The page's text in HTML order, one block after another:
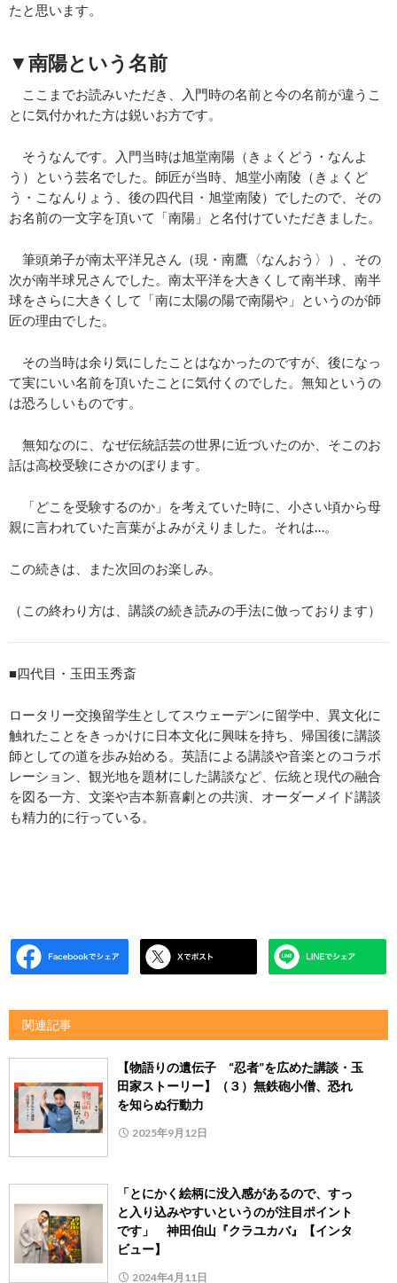
たと思います。
▼南陽という名前
ここまでお読みいただき、入門時の名前と今の名前が違うこ
とに気付かれた方は鋭いお方です。
そうなんです。入門当時は旭堂南陽（きょくどう・なんよ
う）という芸名でした。師匠が当時、旭堂小南陵（きょくど
う・こなんりょう、後の四代目・旭堂南陵）でしたので、その
お名前の一文字を頂いて「南陽」と名付けていただきました。
筆頭弟子が南太平洋兄さん（現・南鷹〈なんおう〉）、その
次が南半球兄さんでした。南太平洋を大きくして南半球、南半
球をさらに大きくして「南に太陽の陽で南陽や」というのが師
匠の理由でした。
その当時は余り気にしたことはなかったのですが、後になっ
て実にいい名前を頂いたことに気付くのでした。無知というの
は恐ろしいものです。
無知なのに、なぜ伝統話芸の世界に近づいたのか、そこのお
話は高校受験にさかのぼります。
「どこを受験するのか」を考えていた時に、小さい頃から母
親に言われていた言葉がよみがえりました。それは…。
この続きは、また次回のお楽しみ。
（この終わり方は、講談の続き読みの手法に倣っております）
■四代目・玉田玉秀斎
ロータリー交換留学生としてスウェーデンに留学中、異文化に
触れたことをきっかけに日本文化に興味を持ち、帰国後に講談
師としての道を歩み始める。英語による講談や音楽とのコラボ
レーション、観光地を題材にした講談など、伝統と現代の融合
を図る一方、文楽や吉本新喜劇との共演、オーダーメイド講談
も精力的に行っている。
関連記事
【物語りの遺伝子 “忍者”を広めた講談・玉
田家ストーリー】（３）無鉄砲小僧、恐れ
を知らぬ行動力
2025年9月12日
「とにかく絵柄に没入感があるので、すっ
と入り込みやすいというのが注目ポイント
です」 神田伯山『クラユカバ』【インタ
ビュー】
2024年4月11日